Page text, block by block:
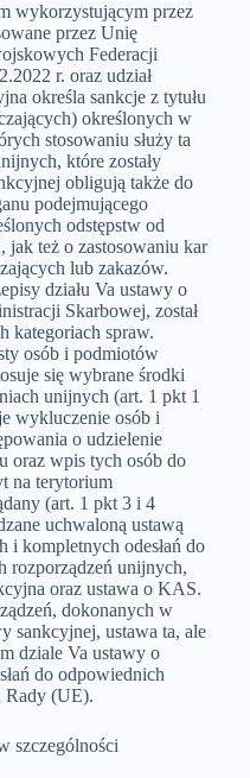
wykorzystującym przez
przez Unię
Federacji
r. oraz udział
określa sankcje z tytułu
określonych w
stosowaniu służy ta
które zostały
obligują także do
podejmującego
odstępstw od
jak też o zastosowaniu kar
lub zakazów.
działu Va ustawy o
Skarbowej, został
kategoriach spraw.
osób i podmiotów
się wybrane środki
unijnych (art. 1 pkt 1
wykluczenie osób i
o udzielenie
oraz wpis tych osób do
na terytorium
(art. 1 pkt 3 i 4
uchwaloną ustawą
i kompletnych odesłań do
rozporządzeń unijnych,
oraz ustawa o KAS.
dokonanych w
sankcyjnej, ustawa ta, ale
dziale Va ustawy o
do odpowiednich
Rady (UE).
szczególności